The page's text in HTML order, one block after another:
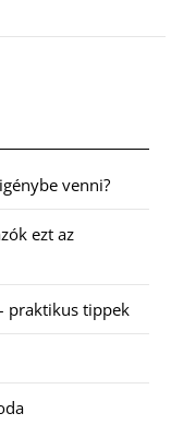
venni?
ezt az
praktikus tippek